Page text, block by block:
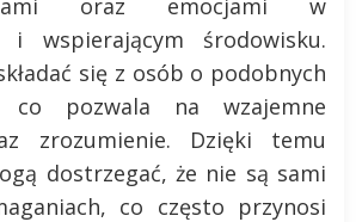
oraz emocjami w
i wspierającym środowisku.
się z osób o podobnych
co pozwala na wzajemne
zrozumienie. Dzięki temu
dostrzegać, że nie są sami
co często przynosi